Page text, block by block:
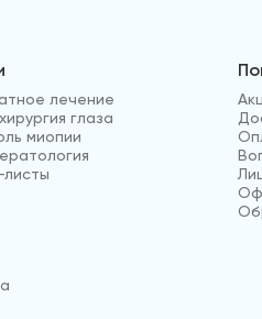
лечение
глаза
миопии